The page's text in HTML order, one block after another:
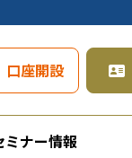
口座開設
ミナー情報